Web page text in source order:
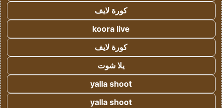
كورة لايف
koora live
كورة لايف
يلا شوت
yalla shoot
yalla shoot